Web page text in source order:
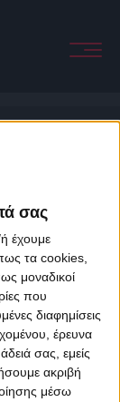
σας
έχουμε
τα cookies,
μοναδικοί
που
διαφημίσεις
έρευνα
σας, εμείς
ακριβή
μέσω
Privacy Policy
Alexandrou